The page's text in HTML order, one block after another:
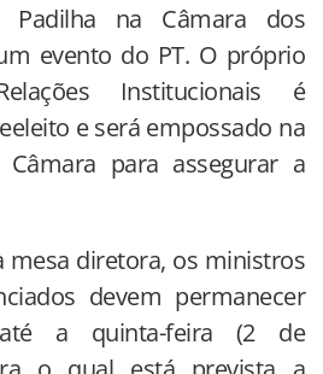
Padilha na Câmara dos
evento do PT. O próprio
Institucionais é
e será empossado na
para assegurar a
mesa diretora, os ministros
devem permanecer
a quinta-feira (2 de